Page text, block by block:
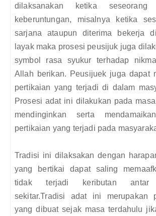
dilaksanakan ketika seseorang
keberuntungan, misalnya ketika
sarjana ataupun diterima bekerja
layak maka prosesi peusijuk juga
symbol rasa syukur terhadap
Allah berikan. Peusijuek juga dapat
pertikaian yang terjadi di dalam
Prosesi adat ini dilakukan pada
mendinginkan serta
pertikaian yang terjadi pada
Tradisi ini dilaksakan dengan
yang bertikai dapat saling
tidak terjadi keributan antar
sekitar.Tradisi adat ini merupakan
yang dibuat sejak masa terdahulu j